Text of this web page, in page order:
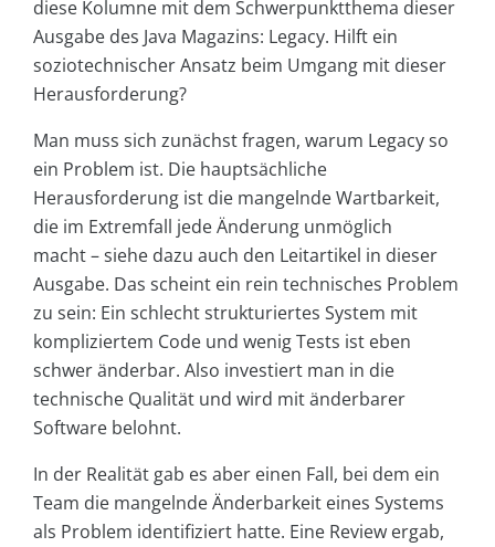
diese Kolumne mit dem Schwerpunktthema dieser
Ausgabe des Java Magazins: Legacy. Hilft ein
soziotechnischer Ansatz beim Umgang mit dieser
Herausforderung?
Man muss sich zunächst fragen, warum Legacy so
ein Problem ist. Die hauptsächliche
Herausforderung ist die mangelnde Wartbarkeit,
die im Extremfall jede Änderung unmöglich
macht – siehe dazu auch den Leitartikel in dieser
Ausgabe. Das scheint ein rein technisches Problem
zu sein: Ein schlecht strukturiertes System mit
kompliziertem Code und wenig Tests ist eben
schwer änderbar. Also investiert man in die
technische Qualität und wird mit änderbarer
Software belohnt.
In der Realität gab es aber einen Fall, bei dem ein
Team die mangelnde Änderbarkeit eines Systems
als Problem identifiziert hatte. Eine Review ergab,